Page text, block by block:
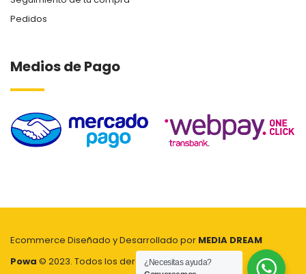
Pedidos
Medios de Pago
Ecommerce Diseñado y Desarrollado por MEDIA DREAM
Powa © 2023. Todos los derechos reservados
¿Necesitas ayuda?